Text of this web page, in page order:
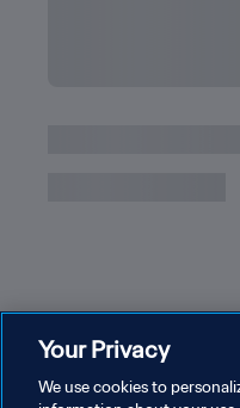
Your Privacy
We use cookies to